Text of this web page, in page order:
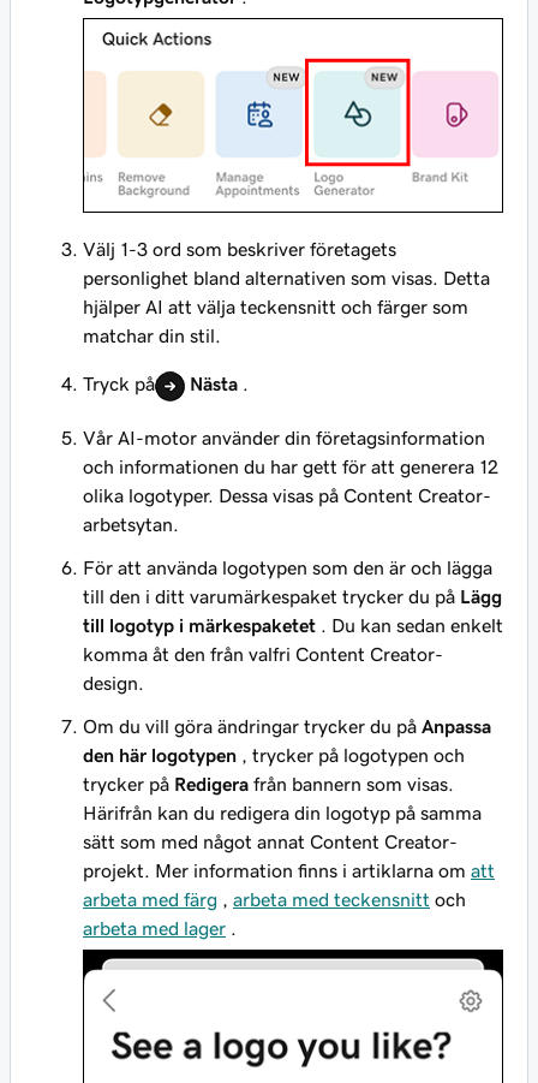
Välj 1-3 ord som beskriver företagets
personlighet bland alternativen som visas. Detta
hjälper AI att välja teckensnitt och färger som
matchar din stil.
Tryck på Nästa .
Vår AI-motor använder din företagsinformation
och informationen du har gett för att generera 12
olika logotyper. Dessa visas på Content Creator-
arbetsytan.
För att använda logotypen som den är och lägga
till den i ditt varumärkespaket trycker du på Lägg
till logotyp i märkespaketet . Du kan sedan enkelt
komma åt den från valfri Content Creator-
design.
Om du vill göra ändringar trycker du på Anpassa
den här logotypen , trycker på logotypen och
trycker på Redigera från bannern som visas.
Härifrån kan du redigera din logotyp på samma
sätt som med något annat Content Creator-
projekt. Mer information finns i artiklarna om att
arbeta med färg
arbeta med teckensnitt och
arbeta med lager